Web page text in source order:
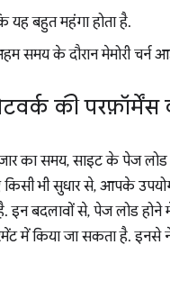
यह बहुत महंगा होता है.
समय के दौरान मेमोरी
की परफ़ॉर्मेंस
का समय, साइट के पेज
भी सुधार से, आपके
इन बदलावों से, पेज लोड
में किया जा सकता है.